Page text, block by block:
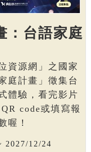
：台語家庭
資源網」之國家
庭計畫」徵集台
體驗，看完影片
code或填寫報
喔！
2027/12/24